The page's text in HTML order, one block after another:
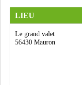
LIEU
Le grand valet
56430 Mauron